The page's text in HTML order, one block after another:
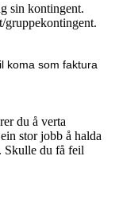
sin kontingent.
koma som faktura
du å verta
stor jobb å halda
Skulle du få feil